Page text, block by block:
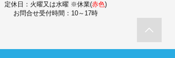
定休日：火曜又は水曜 ※休業(赤色)
お問合せ受付時間：10～17時